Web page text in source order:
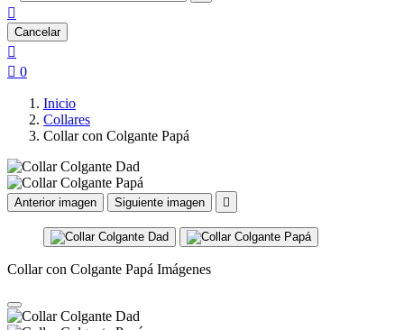

Cancelar

 0
Inicio
Collares
Collar con Colgante Papá
Anterior imagen Siguiente imagen 
Collar con Colgante Papá Imágenes